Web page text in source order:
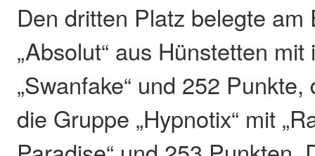
Den dritten Platz belegte
„Absolut“ aus Hünstetten mit
„Swanfake“ und 252
die Gruppe „Hypnotix“ mit